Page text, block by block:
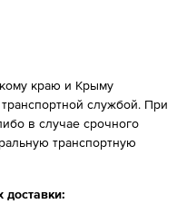
краю и Крыму
службой. При
в случае срочного
транспортную